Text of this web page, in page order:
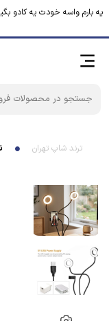
یه بارم واسه خودت یه کادو
ترند شاپ تهران